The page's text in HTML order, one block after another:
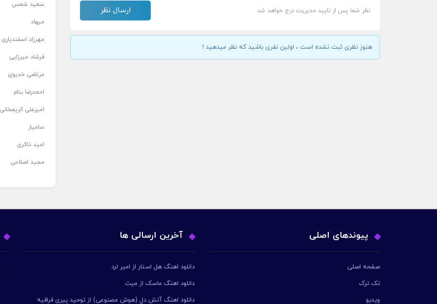
نظر شما پس از تایید مدیریت درج خواهد شد
هنوز نظری ثبت نشده است ، اولین نفری باشید که نظر میدهید !
سعید شمس
میهاد
مهرزاد اسفندیاری
فرشاد میرزایی
مرتضی خدیوی
احمدرضا بنام
امیرعلی کریمخانی
سامیار
امید ذاکری
مجید اصلاحی
پیوندهای اصلی
صفحه اصلی
تک ترک
ویدیو
آخرین ارسالی ها
دانلود اهنگ هل استار از امیر لرد
دانلود اهنگ ماسک از میث
دانلود اهنگ آتش دل (هوش مصنوعی) از توحید پیری قراقیه